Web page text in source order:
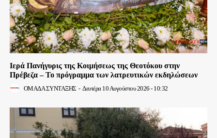
Ιερά Πανήγυρις της Κοιμήσεως της Θεοτόκου στην
Πρέβεζα – Το πρόγραμμα των λατρευτικών εκδηλώσεων
ΟΜΑΔΑ ΣΥΝΤΑΞΗΣ - Δευτέρα 10 Αυγούστου 2026 - 10:32